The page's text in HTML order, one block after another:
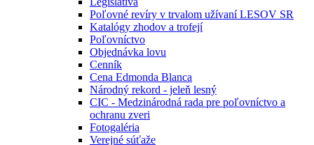
Poľovné revíry v trvalom užívaní LESOV SR
Katalógy zhodov a trofejí
Poľovníctvo
Objednávka lovu
Cenník
Cena Edmonda Blanca
Národný rekord - jeleň lesný
CIC - Medzinárodná rada pre poľovníctvo a
ochranu zveri
Fotogaléria
Verejné súťaže